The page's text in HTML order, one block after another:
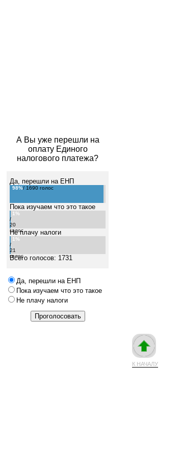
А Вы уже перешли на
оплату Единого
налогового платежа?
Да, перешли на ЕНП
98%/ 1690 голос
Пока изучаем что это такое
1%
/
20
голос
Не плачу налоги
1%
/
21
голос
Всего голосов: 1731
Да, перешли на ЕНП
Пока изучаем что это такое
Не плачу налоги
К НАЧАЛУ